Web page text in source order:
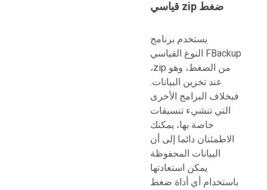
ضغط zip قياسي
يستخدم برنامج
FBackup النوع القياسي
من الضغط، وهو zip،
عند تخزين البيانات.
فبخلاف البرامج الأخرى
التي تنشيء تنسيقات
خاصة بها، يمكنك
الاطمئنان دائما إلى أن
البيانات المحفوظة
يمكن استعادتها
باستخدام أي أداة ضغط